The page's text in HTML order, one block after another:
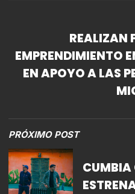
REALIZAN
EMPRENDIMIENTO
EN APOYO A LAS
PRÓXIMO POST
CUMBIA